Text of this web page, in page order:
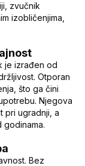
zvučnik
izobličenjima,
je izrađen od
Otporan
što ga čini
Njegova
pri ugradnji, a
godinama.
Bez